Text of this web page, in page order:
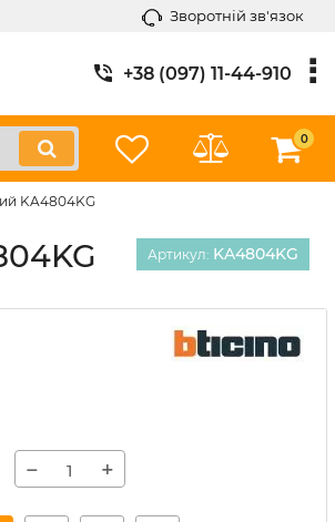
Зворотній зв'язок
+38 (097) 11-44-910
0
KA4804KG
Артикул: KA4804KG
− +